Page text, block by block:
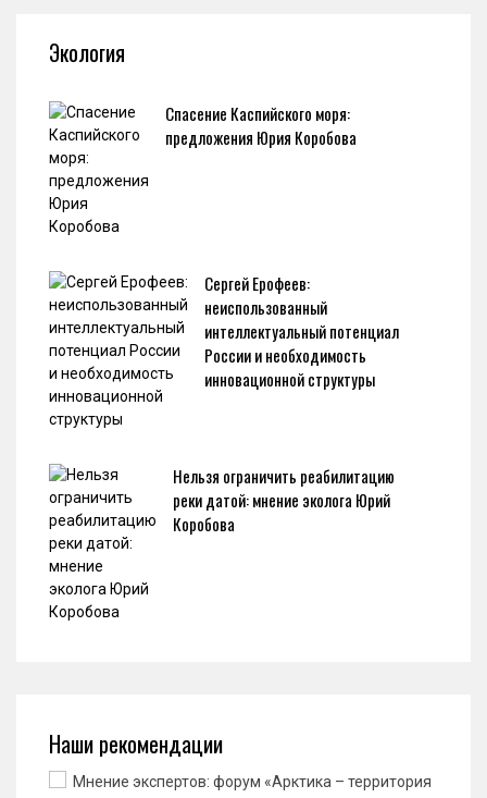
Экология
Спасение Каспийского моря:
предложения Юрия Коробова
Сергей Ерофеев:
неиспользованный
интеллектуальный потенциал
России и необходимость
инновационной структуры
Нельзя ограничить реабилитацию
реки датой: мнение эколога Юрий
Коробова
Наши рекомендации